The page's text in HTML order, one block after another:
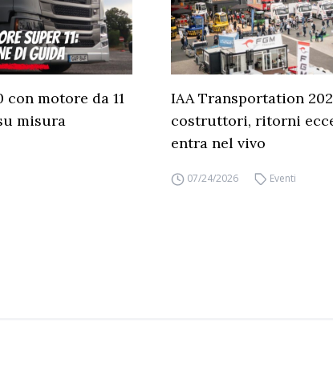
motore da 11
misura
IAA Transportation
costruttori, ritorni
entra nel vivo
07/24/2026 Eventi